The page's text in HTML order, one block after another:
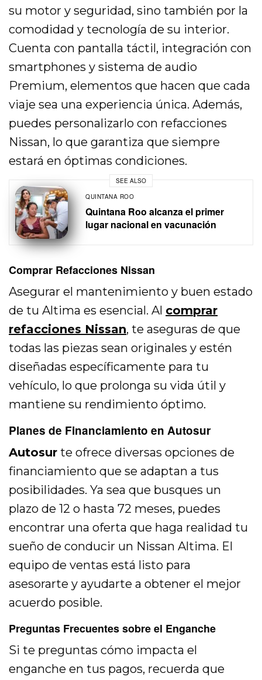
su motor y seguridad, sino también por la
comodidad y tecnología de su interior.
Cuenta con pantalla táctil, integración con
smartphones y sistema de audio
Premium, elementos que hacen que cada
viaje sea una experiencia única. Además,
puedes personalizarlo con refacciones
Nissan, lo que garantiza que siempre
estará en óptimas condiciones.
SEE ALSO
QUINTANA ROO
Quintana Roo alcanza el primer
lugar nacional en vacunación
Comprar Refacciones Nissan
Asegurar el mantenimiento y buen estado
de tu Altima es esencial. Al comprar
refacciones Nissan, te aseguras de que
todas las piezas sean originales y estén
diseñadas específicamente para tu
vehículo, lo que prolonga su vida útil y
mantiene su rendimiento óptimo.
Planes de Financiamiento en Autosur
Autosur te ofrece diversas opciones de
financiamiento que se adaptan a tus
posibilidades. Ya sea que busques un
plazo de 12 o hasta 72 meses, puedes
encontrar una oferta que haga realidad tu
sueño de conducir un Nissan Altima. El
equipo de ventas está listo para
asesorarte y ayudarte a obtener el mejor
acuerdo posible.
Preguntas Frecuentes sobre el Enganche
Si te preguntas cómo impacta el
enganche en tus pagos, recuerda que